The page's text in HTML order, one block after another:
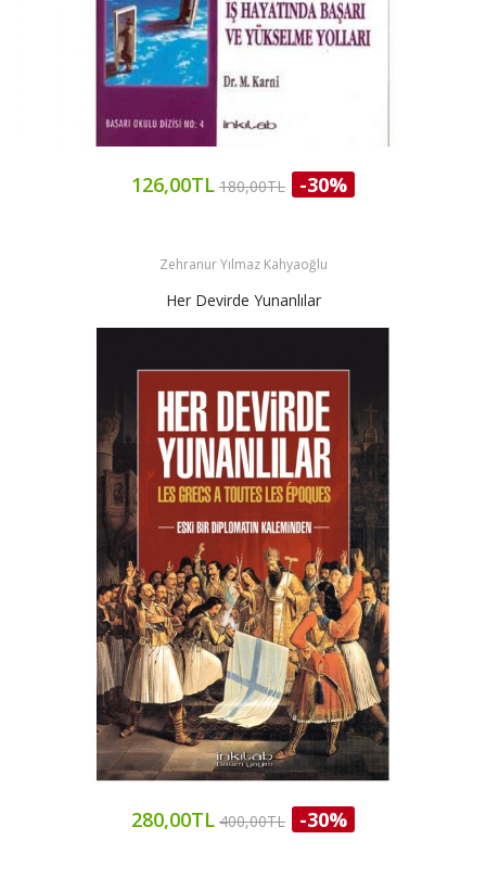
126,00TL 180,00TL -30%
Zehranur Yılmaz Kahyaoğlu
Her Devirde Yunanlılar
280,00TL 400,00TL -30%